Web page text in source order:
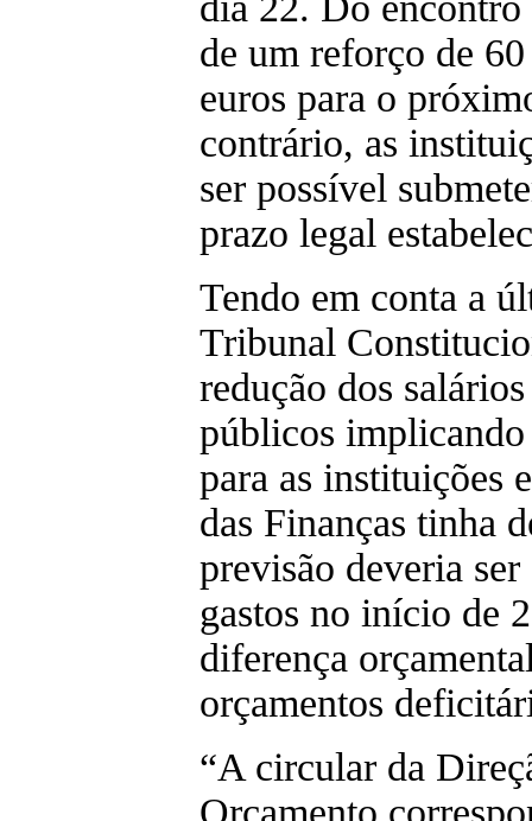
de um reforço de
euros para o
contrário, as
ser possível
prazo legal
Tendo em conta a
Tribunal
redução dos
públicos
para as instituições
das Finanças tinha
previsão deveria
gastos no início de
diferença
orçamentos
“A circular da
Orçamento